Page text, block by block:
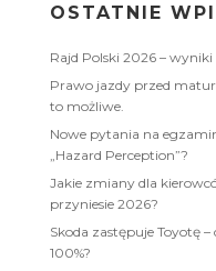
OSTATNIE
Rajd Polski 2026 – wyniki
Prawo jazdy przed
to możliwe.
Nowe pytania na
„Hazard Perception”?
Jakie zmiany dla
przyniesie 2026?
Skoda zastępuje Toyotę
100%?